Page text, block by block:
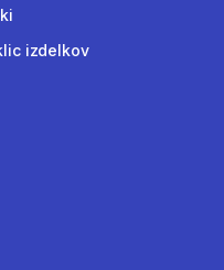
izdelkov